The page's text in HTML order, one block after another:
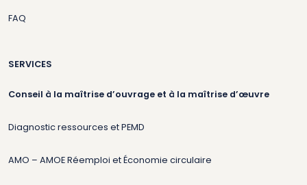
FAQ
SERVICES
Conseil à la maîtrise d’ouvrage et à la maîtrise d’œuvre
Diagnostic ressources et PEMD
AMO – AMOE Réemploi et Économie circulaire